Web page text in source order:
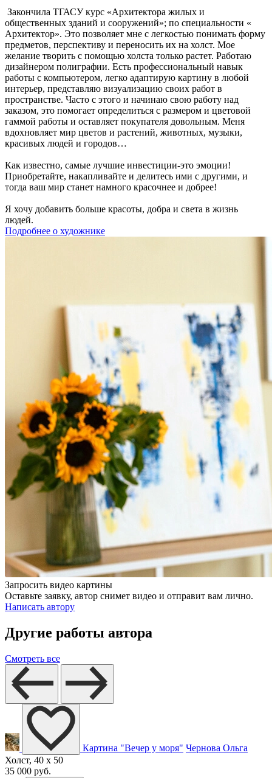
Закончила ТГАСУ курс «Архитектора жилых и
общественных зданий и сооружений»; по специальности «
Архитектор». Это позволяет мне с легкостью понимать форму
предметов, перспективу и переносить их на холст. Мое
желание творить с помощью холста только растет. Работаю
дизайнером полиграфии. Есть профессиональный навык
работы с компьютером, легко адаптирую картину в любой
интерьер, представляю визуализацию своих работ в
пространстве. Часто с этого и начинаю свою работу над
заказом, это помогает определиться с размером и цветовой
гаммой работы и оставляет покупателя довольным. Меня
вдохновляет мир цветов и растений, животных, музыки,
красивых людей и городов…
Как известно, самые лучшие инвестиции-это эмоции!
Приобретайте, накапливайте и делитесь ими с другими, и
тогда ваш мир станет намного красочнее и добрее!
Я хочу добавить больше красоты, добра и света в жизнь
людей.
Подробнее о художнике
Запросить видео картины
Оставьте заявку, автор снимет видео и отправит вам лично.
Написать автору
Другие работы автора
Смотреть все
Картина "Вечер у моря" Чернова Ольга
Холст, 40 x 50
35 000 руб.